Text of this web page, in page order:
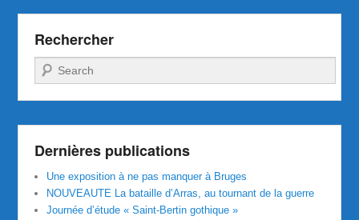
Rechercher
Recherche
Dernières publications
Une exposition à ne pas manquer à Bruges
NOUVEAUTE La bataille d’Arras, au tournant de la guerre
Journée d’étude « Saint-Bertin gothique »